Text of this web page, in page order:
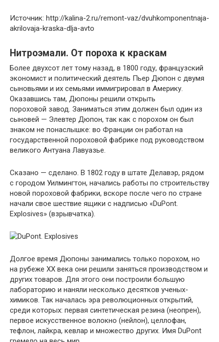
Источник: http://kalina-2.ru/remont-vaz/dvuhkomponentnaja-
akrilovaja-kraska-dlja-avto
Нитроэмали. От пороха к краскам
Более двухсот лет тому назад, в 1800 году, французский
экономист и политический деятель Пьер Дюпон с двумя
сыновьями и их семьями иммигрировал в Америку.
Оказавшись там, Дюпоны решили открыть
пороховой завод. Заниматься этим должен был один из
сыновей — Элевтер Дюпон, так как с порохом он был
знаком не понаслышке: во Франции он работал на
государственной пороховой фабрике под руководством
великого Антуана Лавуазье.
Сказано — сделано. В 1802 году в штате Делавэр, рядом
с городом Уилмингтон, начались работы по строительству
новой пороховой фабрики, вскоре после чего по стране
начали свое шествие ящики с надписью «DuPont.
Explosives» (взрывчатка).
Долгое время Дюпоны занимались только порохом, но
на рубеже XX века они решили заняться производством и
других товаров. Для этого они построили большую
лабораторию и наняли несколько десятков ученых-
химиков. Так началась эра революционных открытий,
среди которых: первая синтетическая резина (неопрен),
первое искусственное волокно (нейлон), целлофан,
тефлон, лайкра, кевлар и множество других. Имя DuPont